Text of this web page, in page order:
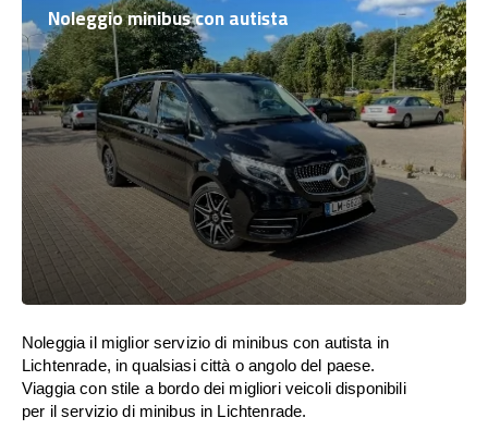
Noleggio minibus con autista
Noleggia il miglior servizio di minibus con autista in
Lichtenrade, in qualsiasi città o angolo del paese.
Viaggia con stile a bordo dei migliori veicoli disponibili
per il servizio di minibus in Lichtenrade.